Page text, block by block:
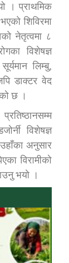
। प्राथमिक
शिविरमा
नेतृत्वमा ८
विशेषज्ञ
लिम्बु,
डाक्टर वेद
छ ।
विशेषज्ञ
अनुसार
विरामीको
भयो ।